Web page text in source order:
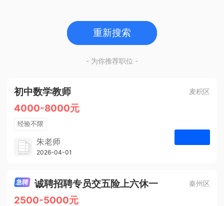
重新搜索
- 为你推荐职位 -
初中数学教师 麦积区
4000-8000元
经验不限
学历不限
1人
朱老师
博学启智教育
2026-04-01
诚聘招聘专员交五险上六休一 秦州区
2500-5000元